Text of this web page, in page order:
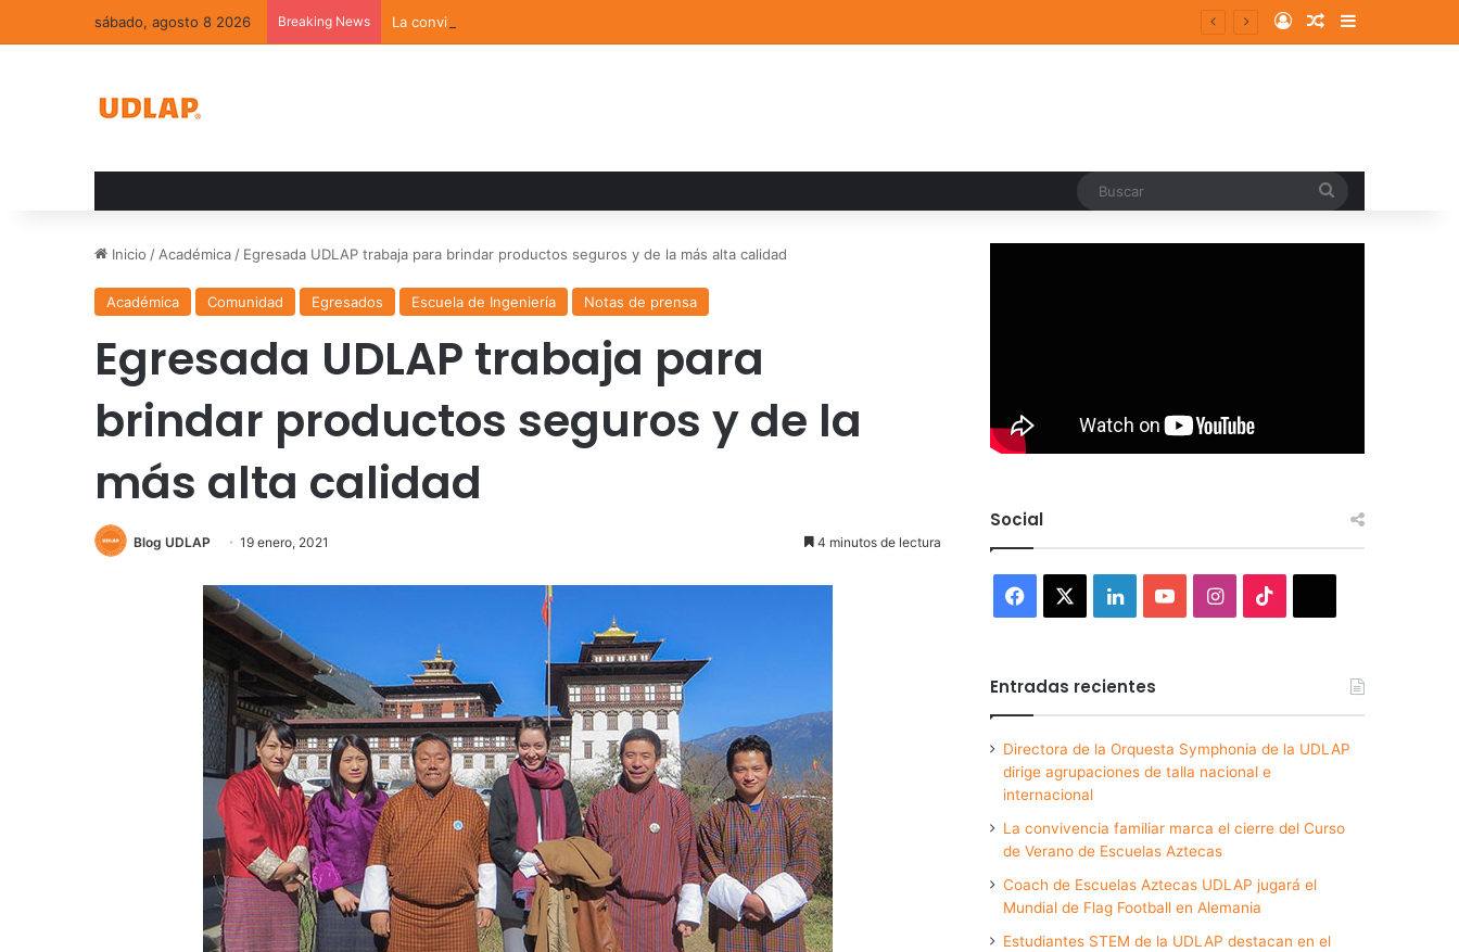
sábado, agosto 8 2026 Breaking News La convivencia familiar marca el cierre del Curso de Verano de Escuelas Aztecas Log InRandom Article
Sidebar
Inicio / Académica / Egresada UDLAP trabaja para brindar productos seguros y de la más alta calidad
Académica Comunidad Egresados Escuela de Ingeniería Notas de prensa
Egresada UDLAP trabaja para
brindar productos seguros y de la
más alta calidad
Blog UDLAP 19 enero, 2021 4 minutos de lectura
Social
Facebook LinkedInYouTubeInstagram
Entradas recientes
Directora de la Orquesta Symphonia de la UDLAP
dirige agrupaciones de talla nacional e
internacional
La convivencia familiar marca el cierre del Curso
de Verano de Escuelas Aztecas
Coach de Escuelas Aztecas UDLAP jugará el
Mundial de Flag Football en Alemania
Estudiantes STEM de la UDLAP destacan en el